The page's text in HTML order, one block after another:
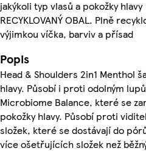
jakýkoli typ vlasů a pokožky hlavy
RECYKLOVANÝ OBAL. Plně
výjimkou víčka, barviv a přísad
Popis
Head & Shoulders 2in1 Menthol
hlavy. Působí i proti odolným
Microbiome Balance, které se
pokožky hlavy. Působí proti
složek, které se dostávají do
více ošetřujících složek než